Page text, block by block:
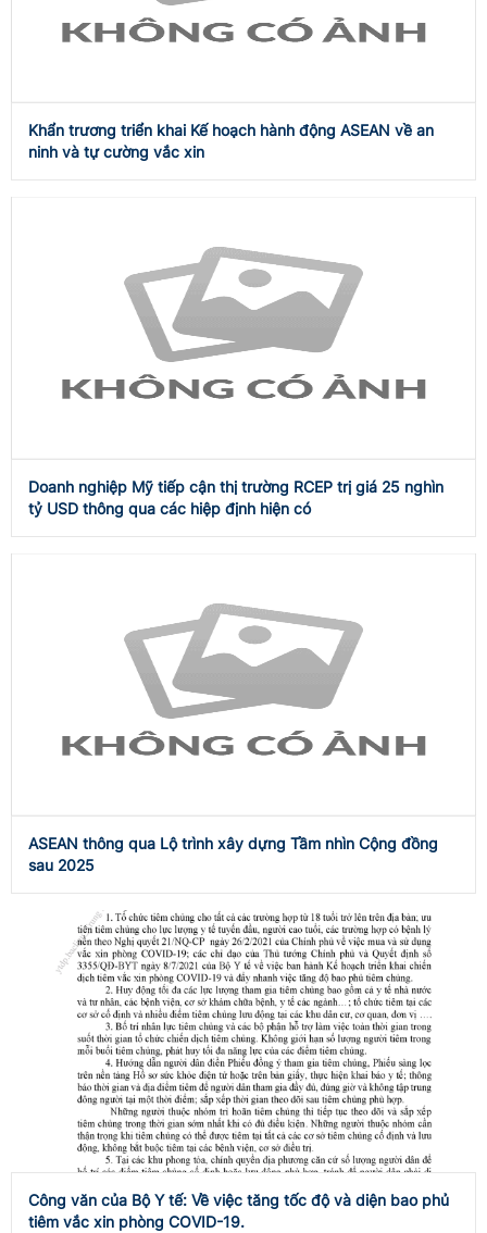
Khẩn trương triển khai Kế hoạch hành động ASEAN về an
ninh và tự cường vắc xin
Doanh nghiệp Mỹ tiếp cận thị trường RCEP trị giá 25 nghìn
tỷ USD thông qua các hiệp định hiện có
ASEAN thông qua Lộ trình xây dựng Tầm nhìn Cộng đồng
sau 2025
Công văn của Bộ Y tế: Về việc tăng tốc độ và diện bao phủ
tiêm vắc xin phòng COVID-19.